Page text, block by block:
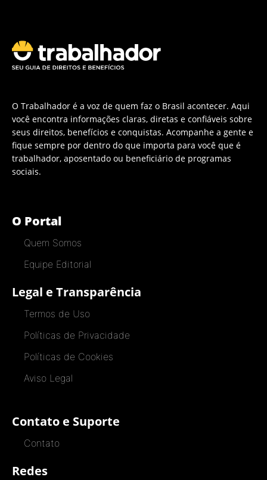
O Trabalhador é a voz de quem faz o Brasil acontecer. Aqui
você encontra informações claras, diretas e confiáveis sobre
seus direitos, benefícios e conquistas. Acompanhe a gente e
fique sempre por dentro do que importa para você que é
trabalhador, aposentado ou beneficiário de programas
sociais.
O Portal
Quem Somos
Equipe Editorial
Legal e Transparência
Termos de Uso
Políticas de Privacidade
Políticas de Cookies
Aviso Legal
Contato e Suporte
Contato
Redes